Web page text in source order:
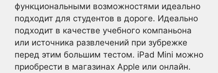
функциональными возможностями идеально
подходит для студентов в дороге. Идеально
подходит в качестве учебного компаньона
или источника развлечений при зубрежке
перед этим большим тестом. iPad Mini можно
приобрести в магазинах Apple или онлайн.